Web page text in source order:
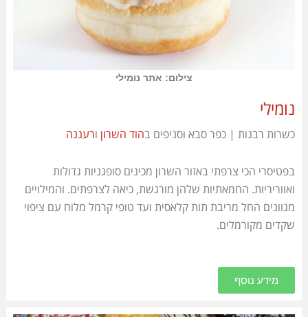
צילום: אתר נומילי
נומילי
כשרות רבנות | כפר סבא וסניפים בהוד השרוןורעננה
בפטיסרי הכי צרפתי באזור השרון מכינים סופגניות גדולות
ואווריריות. החמאתיות שלהן מורגשת, כיאה לצרפתים. והמילויים
מגוונים החל מריבת תות קלאסית ועד טופי קרמל מלוח עם ציפוי
שקדים מקורמלים.
מידע נוסף